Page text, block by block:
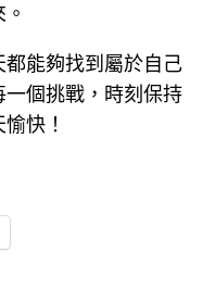
能夠找到屬於自己
個挑戰，時刻保持
快！